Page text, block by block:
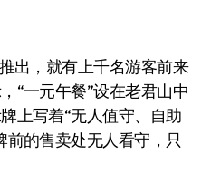
出，就有上千名游客前来
“一元午餐”设在老君山中
上写着“无人值守、自助
前的售卖处无人看守，只